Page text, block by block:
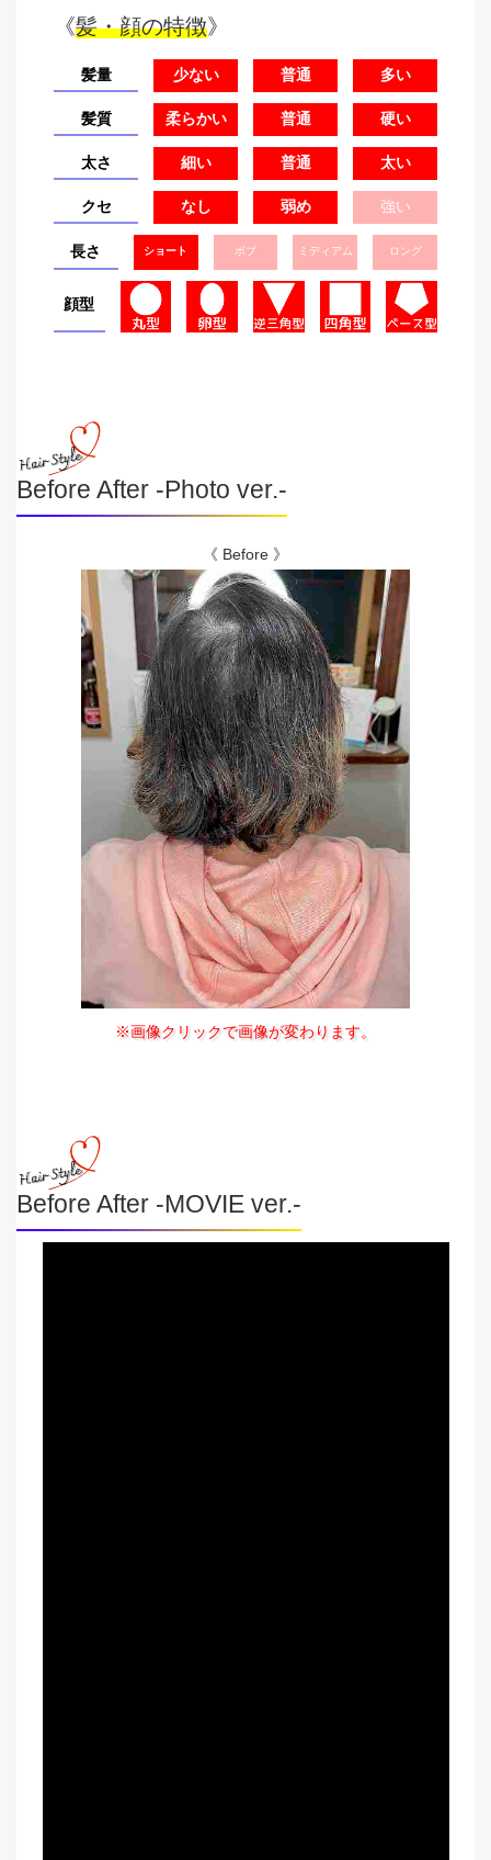
《髪・顔の特徴》
髪量 少ない 普通 多い
髪質 柔らかい 普通 硬い
太さ 細い 普通 太い
クセ なし 弱め 強い
長さ ショート ボブ ミディアム ロング
顔型
Before After -Photo ver.-
《 Before 》
※画像クリックで画像が変わります。
Before After -MOVIE ver.-